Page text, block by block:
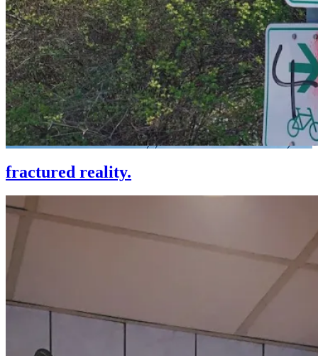
fractured reality.